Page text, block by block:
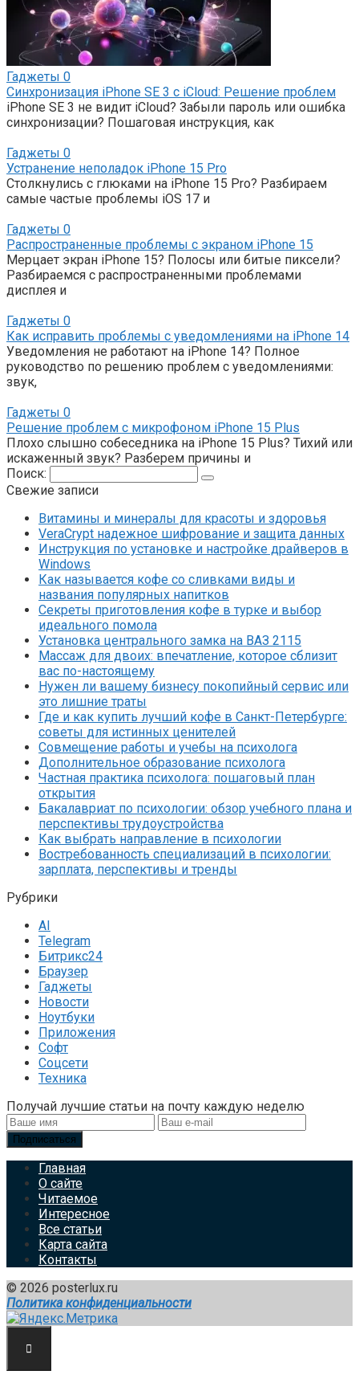
Гаджеты 0
Синхронизация iPhone SE 3 с iCloud: Решение проблем
iPhone SE 3 не видит iCloud? Забыли пароль или ошибка
синхронизации? Пошаговая инструкция, как
Гаджеты 0
Устранение неполадок iPhone 15 Pro
Столкнулись с глюками на iPhone 15 Pro? Разбираем
самые частые проблемы iOS 17 и
Гаджеты 0
Распространенные проблемы с экраном iPhone 15
Мерцает экран iPhone 15? Полосы или битые пиксели?
Разбираемся с распространенными проблемами
дисплея и
Гаджеты 0
Как исправить проблемы с уведомлениями на iPhone 14
Уведомления не работают на iPhone 14? Полное
руководство по решению проблем с уведомлениями:
звук,
Гаджеты 0
Решение проблем с микрофоном iPhone 15 Plus
Плохо слышно собеседника на iPhone 15 Plus? Тихий или
искаженный звук? Разберем причины и
Поиск:
Свежие записи
Витамины и минералы для красоты и здоровья
VeraCrypt надежное шифрование и защита данных
Инструкция по установке и настройке драйверов в
Windows
Как называется кофе со сливками виды и
названия популярных напитков
Секреты приготовления кофе в турке и выбор
идеального помола
Установка центрального замка на ВАЗ 2115
Массаж для двоих: впечатление, которое сблизит
вас по-настоящему
Нужен ли вашему бизнесу покопийный сервис или
это лишние траты
Где и как купить лучший кофе в Санкт-Петербурге:
советы для истинных ценителей
Совмещение работы и учебы на психолога
Дополнительное образование психолога
Частная практика психолога: пошаговый план
открытия
Бакалавриат по психологии: обзор учебного плана и
перспективы трудоустройства
Как выбрать направление в психологии
Востребованность специализаций в психологии:
зарплата, перспективы и тренды
Рубрики
AI
Telegram
Битрикс24
Браузер
Гаджеты
Новости
Ноутбуки
Приложения
Софт
Соцсети
Техника
Получай лучшие статьи на почту каждую неделю
Подписаться
Главная
О сайте
Читаемое
Интересное
Все статьи
Карта сайта
Контакты
© 2026 posterlux.ru
Политика конфиденциальности